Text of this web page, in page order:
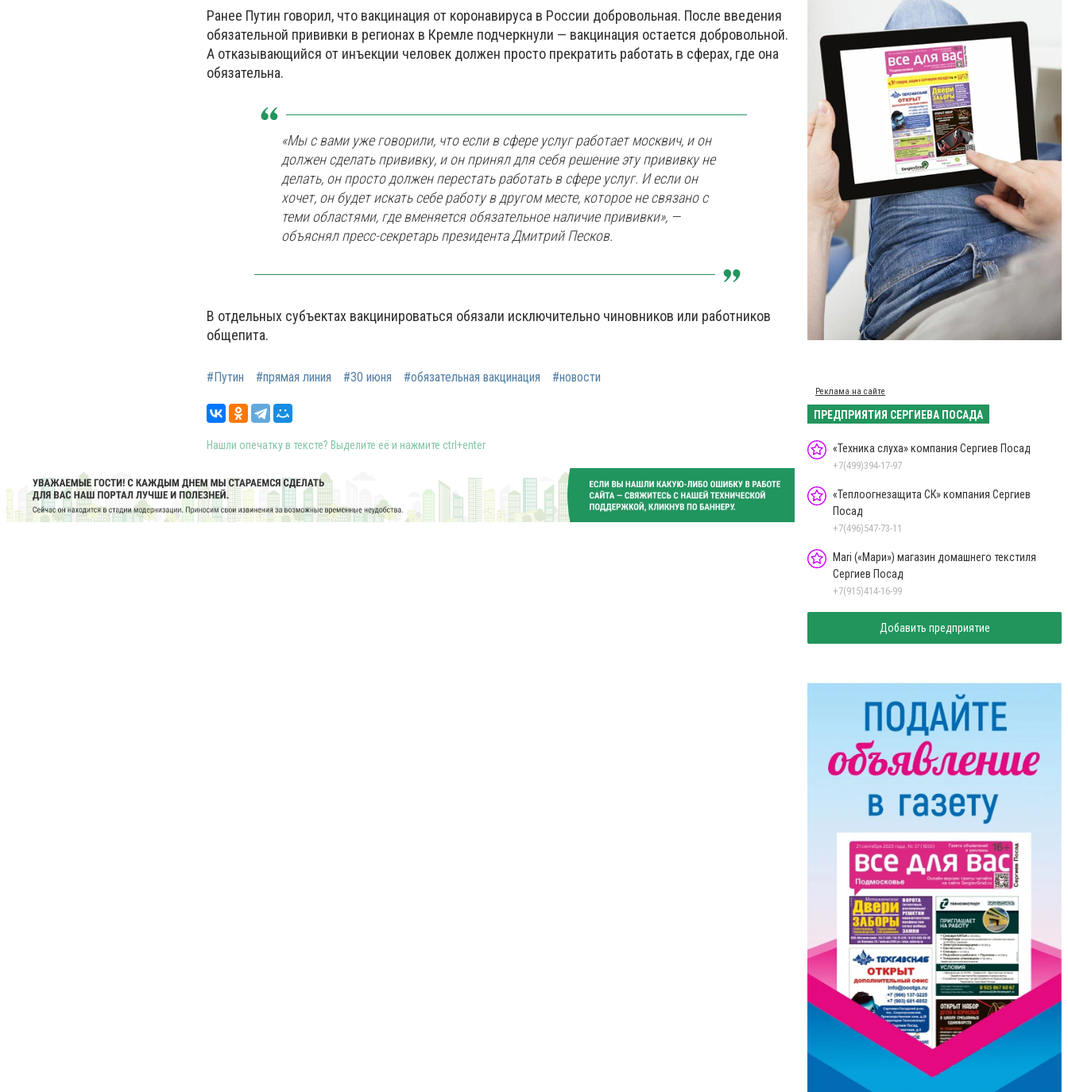
Ранее Путин говорил, что вакцинация от коронавируса в России добровольная. После введения
обязательной прививки в регионах в Кремле подчеркнули — вакцинация остается добровольной.
А отказывающийся от инъекции человек должен просто прекратить работать в сферах, где она
обязательна.
«Мы с вами уже говорили, что если в сфере услуг работает москвич, и он
должен сделать прививку, и он принял для себя решение эту прививку не
делать, он просто должен перестать работать в сфере услуг. И если он
хочет, он будет искать себе работу в другом месте, которое не связано с
теми областями, где вменяется обязательное наличие прививки», —
объяснял пресс-секретарь президента Дмитрий Песков.
В отдельных субъектах вакцинироваться обязали исключительно чиновников или работников
общепита.
#Путин #прямая линия #30 июня #обязательная вакцинация #новости
Нашли опечатку в тексте? Выделите её и нажмите ctrl+enter
Реклама на сайте
ПРЕДПРИЯТИЯ СЕРГИЕВА ПОСАДА
«Техника слуха» компания Сергиев Посад
+7(499)394-17-97
«Теплоогнезащита СК» компания Сергиев
Посад
+7(496)547-73-11
Mari («Мари») магазин домашнего текстиля
Сергиев Посад
+7(915)414-16-99
Добавить предприятие